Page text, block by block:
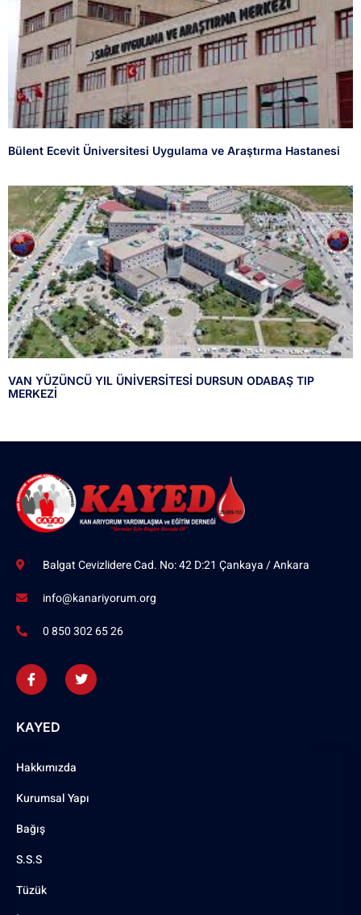
Bülent Ecevit Üniversitesi Uygulama ve Araştırma Hastanesi
VAN YÜZÜNCÜ YIL ÜNİVERSİTESİ DURSUN ODABAŞ TIP
MERKEZİ
Balgat Cevizlidere Cad. No: 42 D:21 Çankaya / Ankara
info@kanariyorum.org
0 850 302 65 26
KAYED
Hakkımızda
Kurumsal Yapı
Bağış
S.S.S
Tüzük